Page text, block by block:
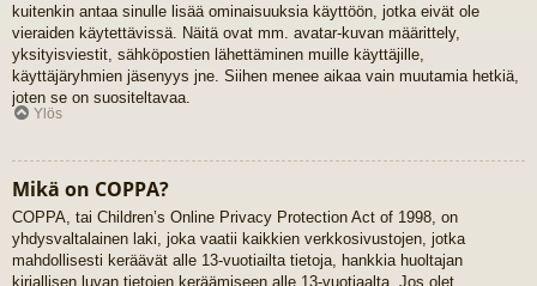
kuitenkin antaa sinulle lisää ominaisuuksia käyttöön, jotka eivät ole
vieraiden käytettävissä. Näitä ovat mm. avatar-kuvan määrittely,
yksityisviestit, sähköpostien lähettäminen muille käyttäjille,
käyttäjäryhmien jäsenyys jne. Siihen menee aikaa vain muutamia hetkiä,
joten se on suositeltavaa.
Ylös
Mikä on COPPA?
COPPA, tai Children’s Online Privacy Protection Act of 1998, on
yhdysvaltalainen laki, joka vaatii kaikkien verkkosivustojen, jotka
mahdollisesti keräävät alle 13-vuotiailta tietoja, hankkia huoltajan
kirjallisen luvan tietojen keräämiseen alle 13-vuotiaalta. Jos olet